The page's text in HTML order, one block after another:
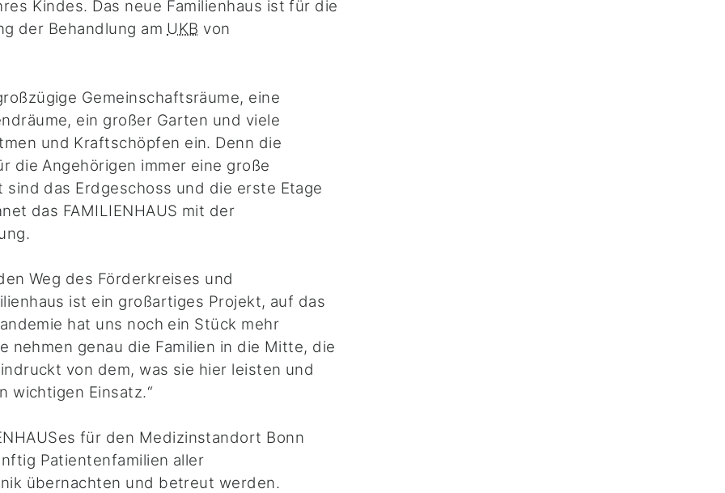
Kindes. Das neue Familienhaus ist für die
der Behandlung am UKB von
Gemeinschaftsräume, eine
ein großer Garten und viele
und Kraftschöpfen ein. Denn die
die Angehörigen immer eine große
das Erdgeschoss und die erste Etage
das FAMILIENHAUS mit der
Weg des Förderkreises und
ist ein großartiges Projekt, auf das
hat uns noch ein Stück mehr
nehmen genau die Familien in die Mitte, die
von dem, was sie hier leisten und
wichtigen Einsatz.“
für den Medizinstandort Bonn
Patientenfamilien aller
übernachten und betreut werden.